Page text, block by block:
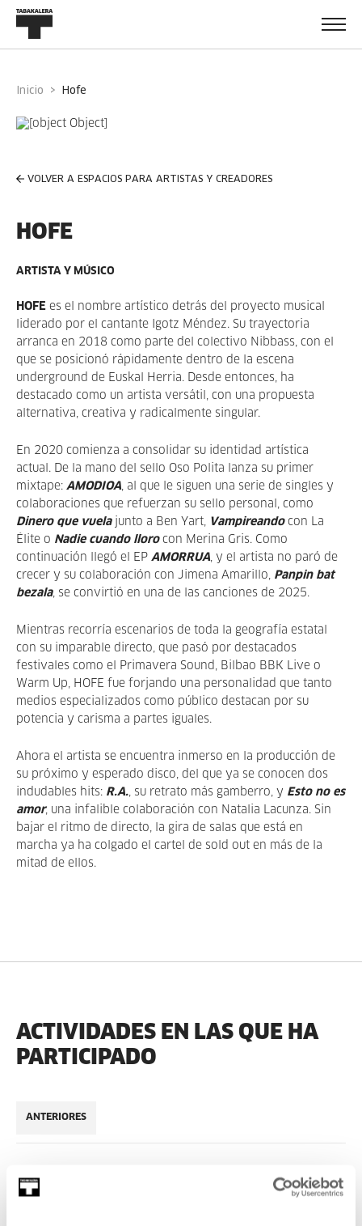
Inicio hofe
VOLVER A ESPACIOS PARA ARTISTAS Y CREADORES
HOFE
ARTISTA Y MÚSICO
HOFE es el nombre artístico detrás del proyecto musical
liderado por el cantante Igotz Méndez. Su trayectoria
arranca en 2018 como parte del colectivo Nibbass, con el
que se posicionó rápidamente dentro de la escena
underground de Euskal Herria. Desde entonces, ha
destacado como un artista versátil, con una propuesta
alternativa, creativa y radicalmente singular.
En 2020 comienza a consolidar su identidad artística
actual. De la mano del sello Oso Polita lanza su primer
mixtape: AMODIOA, al que le siguen una serie de singles y
colaboraciones que refuerzan su sello personal, como
Dinero que vuelajunto a Ben Yart, Vampireando con La
Élite o Nadie cuando llorocon Merina Gris. Como
continuación llegó el EP AMORRUA, y el artista no paró de
crecer y su colaboración con Jimena Amarillo, Panpin bat
bezala, se convirtió en una de las canciones de 2025.
Mientras recorría escenarios de toda la geografía estatal
con su imparable directo, que pasó por destacados
festivales como el Primavera Sound, Bilbao BBK Live o
Warm Up, HOFE fue forjando una personalidad que tanto
medios especializados como público destacan por su
potencia y carisma a partes iguales.
Ahora el artista se encuentra inmerso en la producción de
su próximo y esperado disco, del que ya se conocen dos
indudables hits: R.A., su retrato más gamberro, y Esto no es
amor, una infalible colaboración con Natalia Lacunza. Sin
bajar el ritmo de directo, la gira de salas que está en
marcha ya ha colgado el cartel de sold out en más de la
mitad de ellos.
ACTIVIDADES EN LAS QUE HA
PARTICIPADO
ANTERIORES
2026